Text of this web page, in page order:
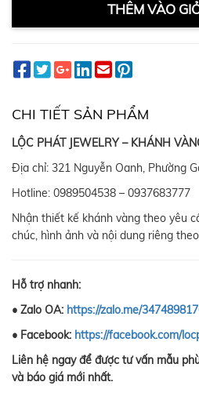
THÊM VÀO
CHI TIẾT SẢN PHẨM
LỘC PHÁT JEWELRY – KHÁNH
Địa chỉ: 321 Nguyễn Oanh, Phường
Hotline: 0989504538 – 0937683777
Nhận thiết kế khánh vàng theo yêu
chúc, hình ảnh và nội dung riêng
Hỗ trợ nhanh:
• Zalo OA: https://zalo.me/
• Facebook: https://facebook.com/
Liên hệ ngay để được tư vấn mẫu
và báo giá mới nhất.